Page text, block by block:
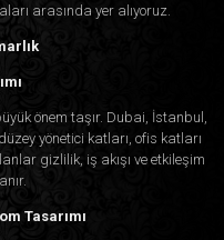
arasında yer alıyoruz.
önem taşır. Dubai, İstanbul,
yönetici katları, ofis katları
gizlilik, iş akışı ve etkileşim
Tasarımı